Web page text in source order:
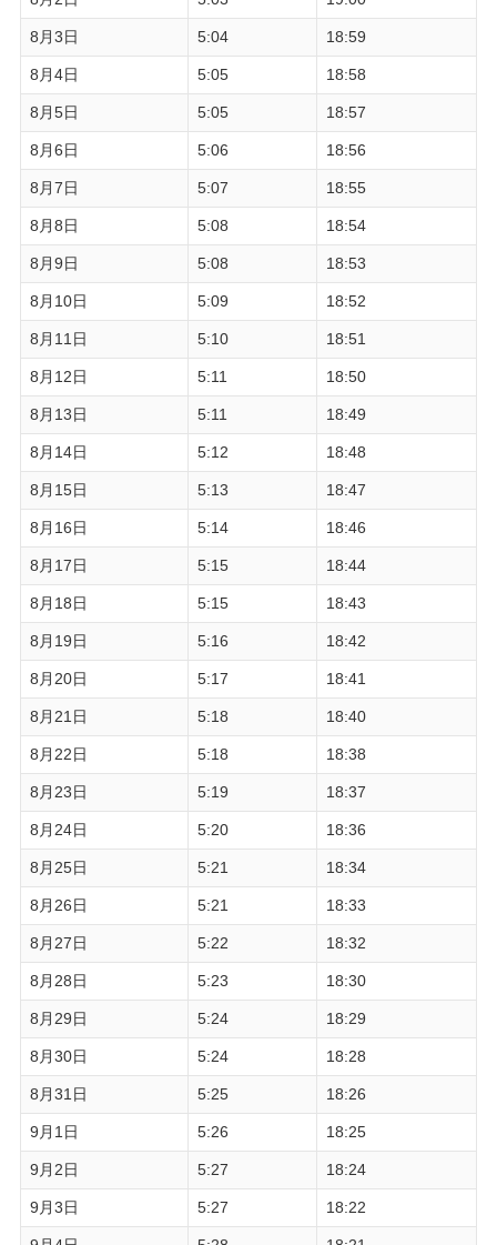
8月3日 5:04 18:59
8月4日 5:05 18:58
8月5日 5:05 18:57
8月6日 5:06 18:56
8月7日 5:07 18:55
8月8日 5:08 18:54
8月9日 5:08 18:53
8月10日 5:09 18:52
8月11日 5:10 18:51
8月12日 5:11 18:50
8月13日 5:11 18:49
8月14日 5:12 18:48
8月15日 5:13 18:47
8月16日 5:14 18:46
8月17日 5:15 18:44
8月18日 5:15 18:43
8月19日 5:16 18:42
8月20日 5:17 18:41
8月21日 5:18 18:40
8月22日 5:18 18:38
8月23日 5:19 18:37
8月24日 5:20 18:36
8月25日 5:21 18:34
8月26日 5:21 18:33
8月27日 5:22 18:32
8月28日 5:23 18:30
8月29日 5:24 18:29
8月30日 5:24 18:28
8月31日 5:25 18:26
9月1日 5:26 18:25
9月2日 5:27 18:24
9月3日 5:27 18:22